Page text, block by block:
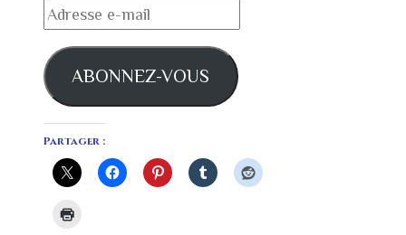
Adresse
e-
mail
ABONNEZ-VOUS
Partager :